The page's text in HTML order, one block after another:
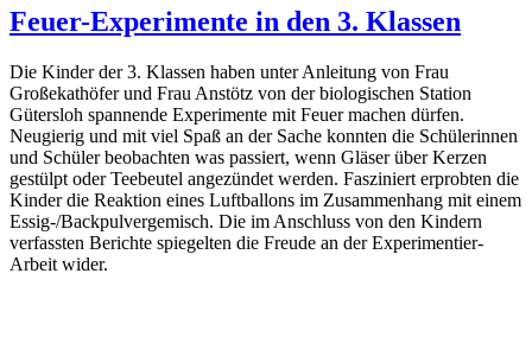
Feuer-Experimente in den 3. Klassen
Die Kinder der 3. Klassen haben unter Anleitung von Frau
Großekathöfer und Frau Anstötz von der biologischen Station
Gütersloh spannende Experimente mit Feuer machen dürfen.
Neugierig und mit viel Spaß an der Sache konnten die Schülerinnen
und Schüler beobachten was passiert, wenn Gläser über Kerzen
gestülpt oder Teebeutel angezündet werden. Fasziniert erprobten die
Kinder die Reaktion eines Luftballons im Zusammenhang mit einem
Essig-/Backpulvergemisch. Die im Anschluss von den Kindern
verfassten Berichte spiegelten die Freude an der Experimentier-
Arbeit wider.